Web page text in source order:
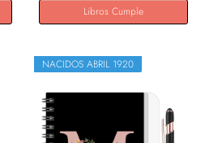
Libros Cumple
NACIDOS ABRIL 1920